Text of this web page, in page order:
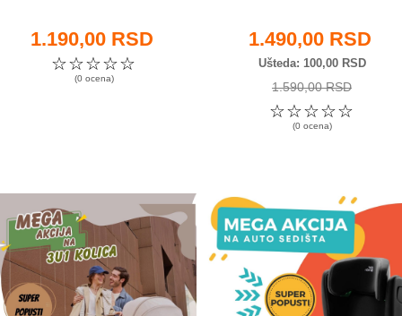
1.190,00 RSD
☆
☆
☆
☆
☆
(0 ocena)
1.490,00 RSD
Ušteda 100,00 RSD
1.590,00 RSD
☆
☆
☆
☆
☆
(0 ocena)